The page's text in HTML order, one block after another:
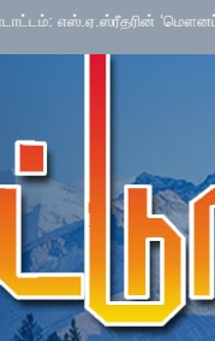
‘மௌனப்புரட்சி’